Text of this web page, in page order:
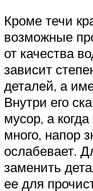
Кроме течи
возможные
от качества
зависит
деталей, а
Внутри его
мусор, а
много, напор
ослабевает.
заменить
ее для